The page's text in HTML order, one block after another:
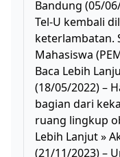
Bandung (05/
Tel-U kembali
keterlambatan.
Mahasiswa
Baca Lebih
(18/05/2022) –
bagian dari
ruang lingkup
Lebih Lanjut »
(21/11/2023) –